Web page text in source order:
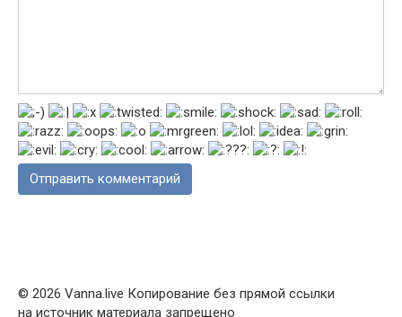
© 2026 Vanna.live Копирование без прямой ссылки
на источник материала запрещено